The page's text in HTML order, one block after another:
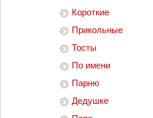
Короткие
Прикольные
Тосты
По имени
Парню
Дедушке